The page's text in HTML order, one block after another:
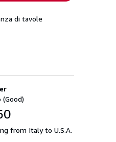
di tavole
(Good)
from Italy to U.S.A.